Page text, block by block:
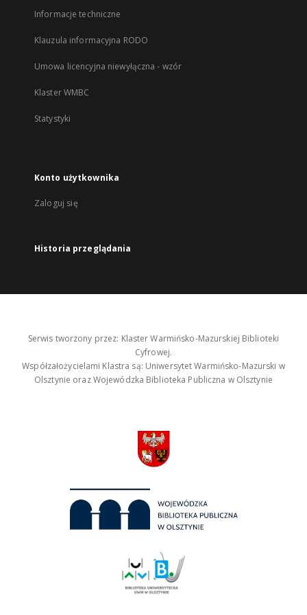
Informacje techniczne
Klauzula informacyjna RODO
Umowa licencyjna niewyłączna - wzór
Klaster WMBC
Statystyki
Konto użytkownika
Zaloguj się
Historia przeglądania
Serwis tworzony przez: Klaster Warmińsko-Mazurskiej Biblioteki
Cyfrowej.
Współzałożycielami Klastra są: Uniwersytet Warmińsko-Mazurski w
Olsztynie oraz Wojewódzka Biblioteka Publiczna w Olsztynie